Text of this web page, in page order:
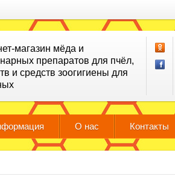
магазин мёда и
препаратов для пчёл,
и средств зоогигиены для
О нас Контакты